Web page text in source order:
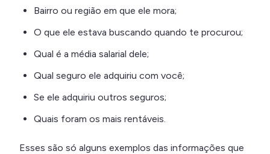
Bairro ou região em que ele mora;
O que ele estava buscando quando te procurou;
Qual é a média salarial dele;
Qual seguro ele adquiriu com você;
Se ele adquiriu outros seguros;
Quais foram os mais rentáveis.
Esses são só alguns exemplos das informações que